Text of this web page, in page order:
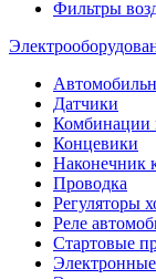
Фильтры
Датчики
Комбинации
Концевики
Наконечник
Проводка
Регуляторы
Реле
Стартовые